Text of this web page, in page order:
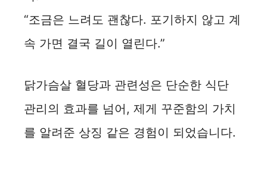
“조금은 느려도 괜찮다. 포기하지 않고 계
속 가면 결국 길이 열린다.”
닭가슴살 혈당과 관련성은 단순한 식단
관리의 효과를 넘어, 제게 꾸준함의 가치
를 알려준 상징 같은 경험이 되었습니다.